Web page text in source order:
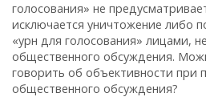
голосования» не
исключается уничтожение либо
«урн для голосования» лицами,
общественного обсуждения.
говорить об объективности при
общественного обсуждения?